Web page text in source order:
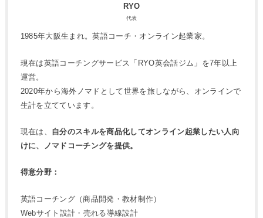
RYO
代表
1985年大阪生まれ。英語コーチ・オンライン起業家。
現在は英語コーチングサービス「RYO英会話ジム」を7年以上
運営。
2020年から海外ノマドとして世界を旅しながら、オンラインで
生計を立てています。
現在は、 自分のスキルを商品化してオンライン起業したい人向
けに、ノマドコーチングを提供。
得意分野：
英語コーチング（商品開発・教材制作）
Webサイト設計・売れる導線設計